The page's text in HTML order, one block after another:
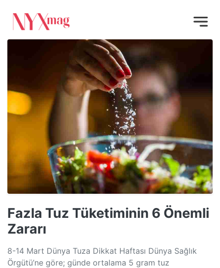
Fazla Tuz Tüketiminin 6 Önemli
Zararı
8-14 Mart Dünya Tuza Dikkat Haftası Dünya Sağlık
Örgütü’ne göre; günde ortalama 5 gram tuz